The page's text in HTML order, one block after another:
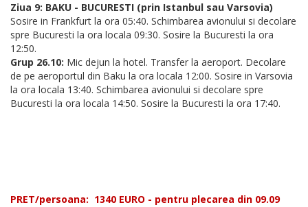
Ziua 9: BAKU - BUCURESTI (prin Istanbul sau Varsovia)
Sosire in Frankfurt la ora 05:40. Schimbarea avionului si decolare
spre Bucuresti la ora locala 09:30. Sosire la Bucuresti la ora
12:50.
Grup 26.10: Mic dejun la hotel. Transfer la aeroport. Decolare
de pe aeroportul din Baku la ora locala 12:00. Sosire in Varsovia
la ora locala 13:40. Schimbarea avionului si decolare spre
Bucuresti la ora locala 14:50. Sosire la Bucuresti la ora 17:40.
PRET/persoana: 1340 EURO - pentru plecarea din 09.09